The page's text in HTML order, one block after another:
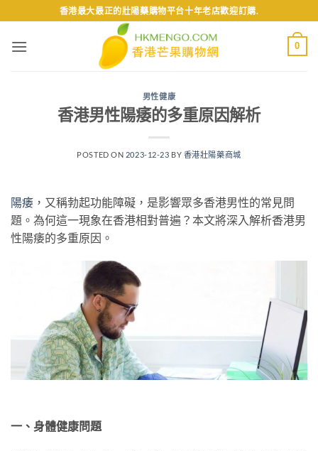
to
content
香港最大最正的壯陽藥購物平台十年老店歡迎訂購.
0
男性健康
香港男性陽痿的多重原因解析
POSTED ON 2023-12-23 BY 香港壯陽藥商城
陽痿 ，又稱勃起功能障礙，是影響眾多香港男性的常見問
題。為何這一現象在香港相對普遍？本文將深入解析香港男
性陽痿的多重原因。
一、身體健康問題